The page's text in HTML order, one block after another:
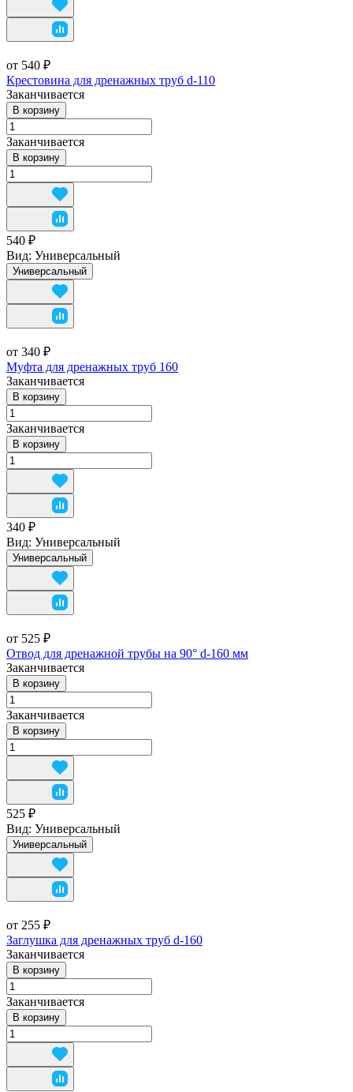
от 540 ₽
Крестовина для дренажных труб d-110
Заканчивается
В корзину
Заканчивается
В корзину
540 ₽
Вид: Универсальный
Универсальный
от 340 ₽
Муфта для дренажных труб 160
Заканчивается
В корзину
Заканчивается
В корзину
340 ₽
Вид: Универсальный
Универсальный
от 525 ₽
Отвод для дренажной трубы на 90° d-160 мм
Заканчивается
В корзину
Заканчивается
В корзину
525 ₽
Вид: Универсальный
Универсальный
от 255 ₽
Заглушка для дренажных труб d-160
Заканчивается
В корзину
Заканчивается
В корзину